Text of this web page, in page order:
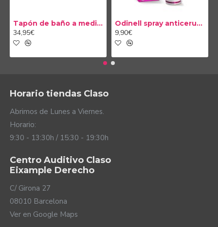
Tapón de baño a medida
34,95€
Odinell spray anticerumen 50ml
9,90€
Horario tiendas Claso
Abrimos de Lunes a Viernes.
Horario:
9:30 - 13:30h / 15:30 - 19:30h
Centro Auditivo Claso
Eixample Derecho
C/ Girona 27
08010 Barcelona
Ver en Google Maps